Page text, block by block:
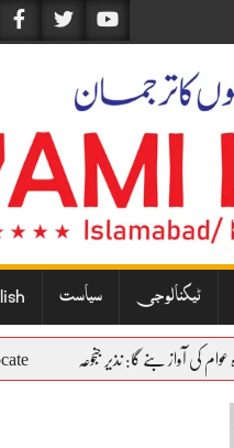
ٹیکنالوجی سیاست
Advocate